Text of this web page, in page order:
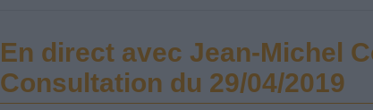
En direct avec Jean-Michel
Consultation du 29/04/2019